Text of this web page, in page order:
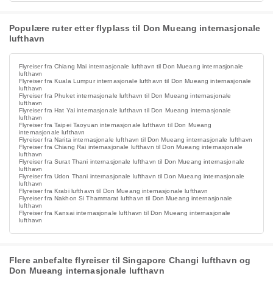
Populære ruter etter flyplass til Don Mueang internasjonale
lufthavn
Flyreiser fra Chiang Mai internasjonale lufthavn til Don Mueang internasjonale
lufthavn
Flyreiser fra Kuala Lumpur internasjonale lufthavn til Don Mueang internasjonale
lufthavn
Flyreiser fra Phuket internasjonale lufthavn til Don Mueang internasjonale
lufthavn
Flyreiser fra Hat Yai internasjonale lufthavn til Don Mueang internasjonale
lufthavn
Flyreiser fra Taipei Taoyuan internasjonale lufthavn til Don Mueang
internasjonale lufthavn
Flyreiser fra Narita internasjonale lufthavn til Don Mueang internasjonale lufthavn
Flyreiser fra Chiang Rai internasjonale lufthavn til Don Mueang internasjonale
lufthavn
Flyreiser fra Surat Thani internasjonale lufthavn til Don Mueang internasjonale
lufthavn
Flyreiser fra Udon Thani internasjonale lufthavn til Don Mueang internasjonale
lufthavn
Flyreiser fra Krabi lufthavn til Don Mueang internasjonale lufthavn
Flyreiser fra Nakhon Si Thammarat lufthavn til Don Mueang internasjonale
lufthavn
Flyreiser fra Kansai internasjonale lufthavn til Don Mueang internasjonale
lufthavn
Flere anbefalte flyreiser til Singapore Changi lufthavn og
Don Mueang internasjonale lufthavn